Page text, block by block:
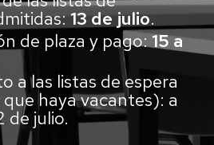
13 de julio.
de plaza y pago:15 a
a las listas de espera
haya vacantes): a
de julio.